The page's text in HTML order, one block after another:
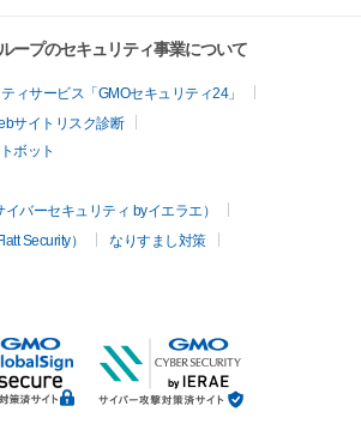
ープのセキュリティ事業について
ィサービス「GMOセキュリティ24」
サイトリスク診断
ボット
バーセキュリティ byイエラエ）
Security）
なりすまし対策